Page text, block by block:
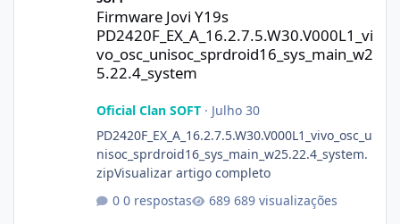
Firmware Jovi Y19s
PD2420F_EX_A_16.2.7.5.W30.V000L1_vi
vo_osc_unisoc_sprdroid16_sys_main_w2
5.22.4_system
Oficial Clan SOFT· Julho 30
PD2420F_EX_A_16.2.7.5.W30.V000L1_vivo_osc_u
nisoc_sprdroid16_sys_main_w25.22.4_system.
zipVisualizar artigo completo
0 respostas
689 visualizações